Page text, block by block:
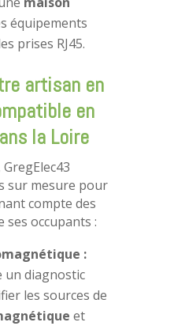
équipements
prises RJ45.
artisan en
en
la Loire
sur mesure pour
compte des
ses occupants :
:
un diagnostic
les sources de
et